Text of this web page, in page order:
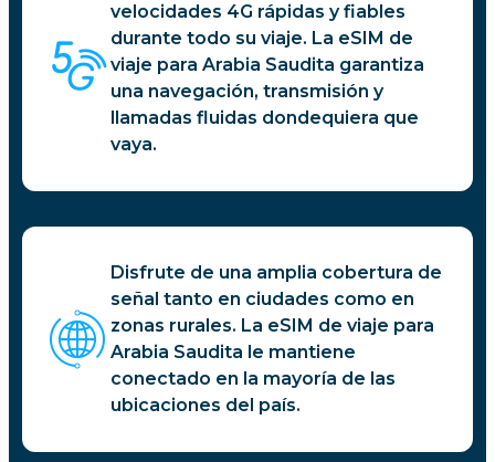
velocidades 4G rápidas y fiables
durante todo su viaje. La eSIM de
viaje para Arabia Saudita garantiza
una navegación, transmisión y
llamadas fluidas dondequiera que
vaya.
Disfrute de una amplia cobertura de
señal tanto en ciudades como en
zonas rurales. La eSIM de viaje para
Arabia Saudita le mantiene
conectado en la mayoría de las
ubicaciones del país.